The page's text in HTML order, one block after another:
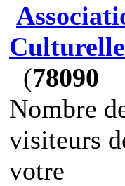
(78090
Nombre
visiteurs
votre